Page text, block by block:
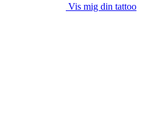
Vis mig din tattoo